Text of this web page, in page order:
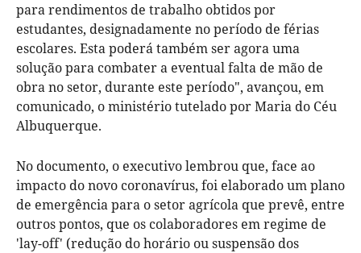
para rendimentos de trabalho obtidos por
estudantes, designadamente no período de férias
escolares. Esta poderá também ser agora uma
solução para combater a eventual falta de mão de
obra no setor, durante este período", avançou, em
comunicado, o ministério tutelado por Maria do Céu
Albuquerque.
No documento, o executivo lembrou que, face ao
impacto do novo coronavírus, foi elaborado um plano
de emergência para o setor agrícola que prevê, entre
outros pontos, que os colaboradores em regime de
'lay-off' (redução do horário ou suspensão dos